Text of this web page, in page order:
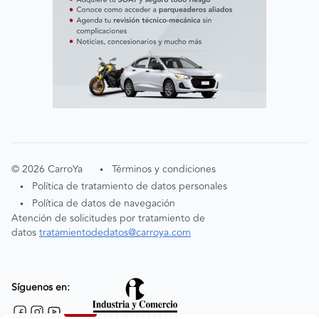
©2026 CarroYa • Términos y condiciones
• Política de tratamiento de datos personales
•
Política de datos de navegación
Atención de solicitudes por tratamiento de
datostratamientodedatos@carroya.com
Síguenos en: